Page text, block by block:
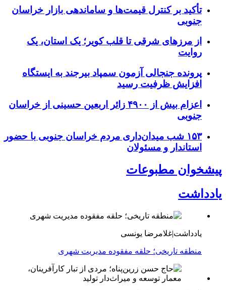
تأکید بر کنترل قیمت‌ها و ساماندهی بازار خراسان
جنوبی
از مرزهای شرقی تا قلب کویر؛ یک استان، یک
روایت
پرونده جنجالی آزمون سمپاد بیرجند به ایستگاه
افزایش ظرفیت رسید
اعزام بیش از ۴۹۰۰ زائر اربعین حسینی از خراسان
جنوبی
۱۵۳ شب میدان‌داری مردم خراسان جنوبی با حضور
استاندار و مسئولان
پیشخوان مطبوعات
یادداشت
یادداشت|غلامرضا یونسی
منطقه تاریخی؛ حلقه مفقوده مدیریت شهری